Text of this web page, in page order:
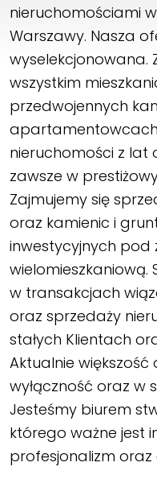
nieruchomościami
Warszawy. Nasza
wyselekcjonowana.
wszystkim
przedwojennych
nieruchomości z lat
zawsze w
Zajmujemy się
oraz kamienic i
inwestycyjnych
wielomieszkaniową.
w transakcjach
oraz sprzedaży
stałych Klientach
Aktualnie
wyłączność oraz w
Jesteśmy biurem
którego ważne jest
profesjonalizm